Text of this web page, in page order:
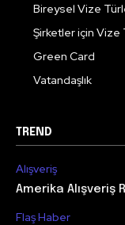
Bireysel Vize
Şirketler için Vize
Green Card
Vatandaşlık
TREND
Alışveriş
Amerika Alışveriş
Flaş Haber